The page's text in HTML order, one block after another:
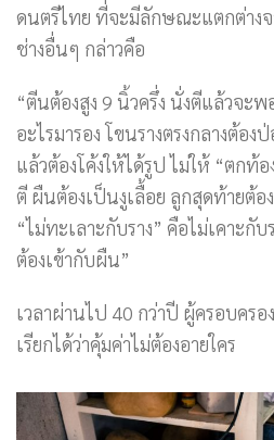
ดนตรีไทย ที่จะมีลักษณะแตกต่างจ
ช่างอื่นๆ กล่าวคือ
“ตีนต้องสูง 9 นิ้วครึ่ง นั่งตีแล้วจะ
อะไรมารอง โขนรางตรงกลางต้อ
แล้วต้องโค้งให้ได้รูป ไม่ให้ “ตกท้
ตี ผืนต้องเป็นงูเลื้อย ลูกสุดท้ายต้อ
“ไม่ทะเลาะกับราง” คือไม่เคาะกั
ต้องเข้ากับผืน”
เวลาผ่านไป 40 กว่าปี ผู้ครอบครอ
เรียกได้ว่าคุ้มค่าไม่ต้องอายใคร